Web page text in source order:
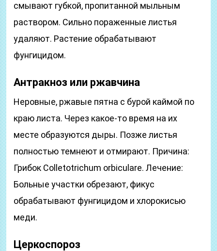
смывают губкой, пропитанной мыльным
раствором. Сильно пораженные листья
удаляют. Растение обрабатывают
фунгицидом.
Антракноз или ржавчина
Неровные, ржавые пятна с бурой каймой по
краю листа. Через какое-то время на их
месте образуются дыры. Позже листья
полностью темнеют и отмирают. Причина:
Грибок Colletotrichum orbiculare. Лечение:
Больные участки обрезают, фикус
обрабатывают фунгицидом и хлорокисью
меди.
Церкоспороз